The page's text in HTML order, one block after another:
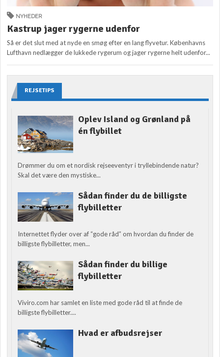
NYHEDER
Kastrup jager rygerne udenfor
Så er det slut med at nyde en smøg efter en lang flyvetur. Københavns
Lufthavn nedlægger de lukkede rygerum og jager rygerne helt udenfor...
REJSETIPS
Oplev Island og Grønland på
én flybillet
Drømmer du om et nordisk rejseeventyr i tryllebindende natur?
Skal det være den mystiske...
Sådan finder du de billigste
flybilletter
Internettet flyder over af “gode råd” om hvordan du finder de
billigste flybilletter, men...
Sådan finder du billige
flybilletter
Viviro.com har samlet en liste med gode råd til at finde de
billigste flybilletter....
Hvad er afbudsrejser